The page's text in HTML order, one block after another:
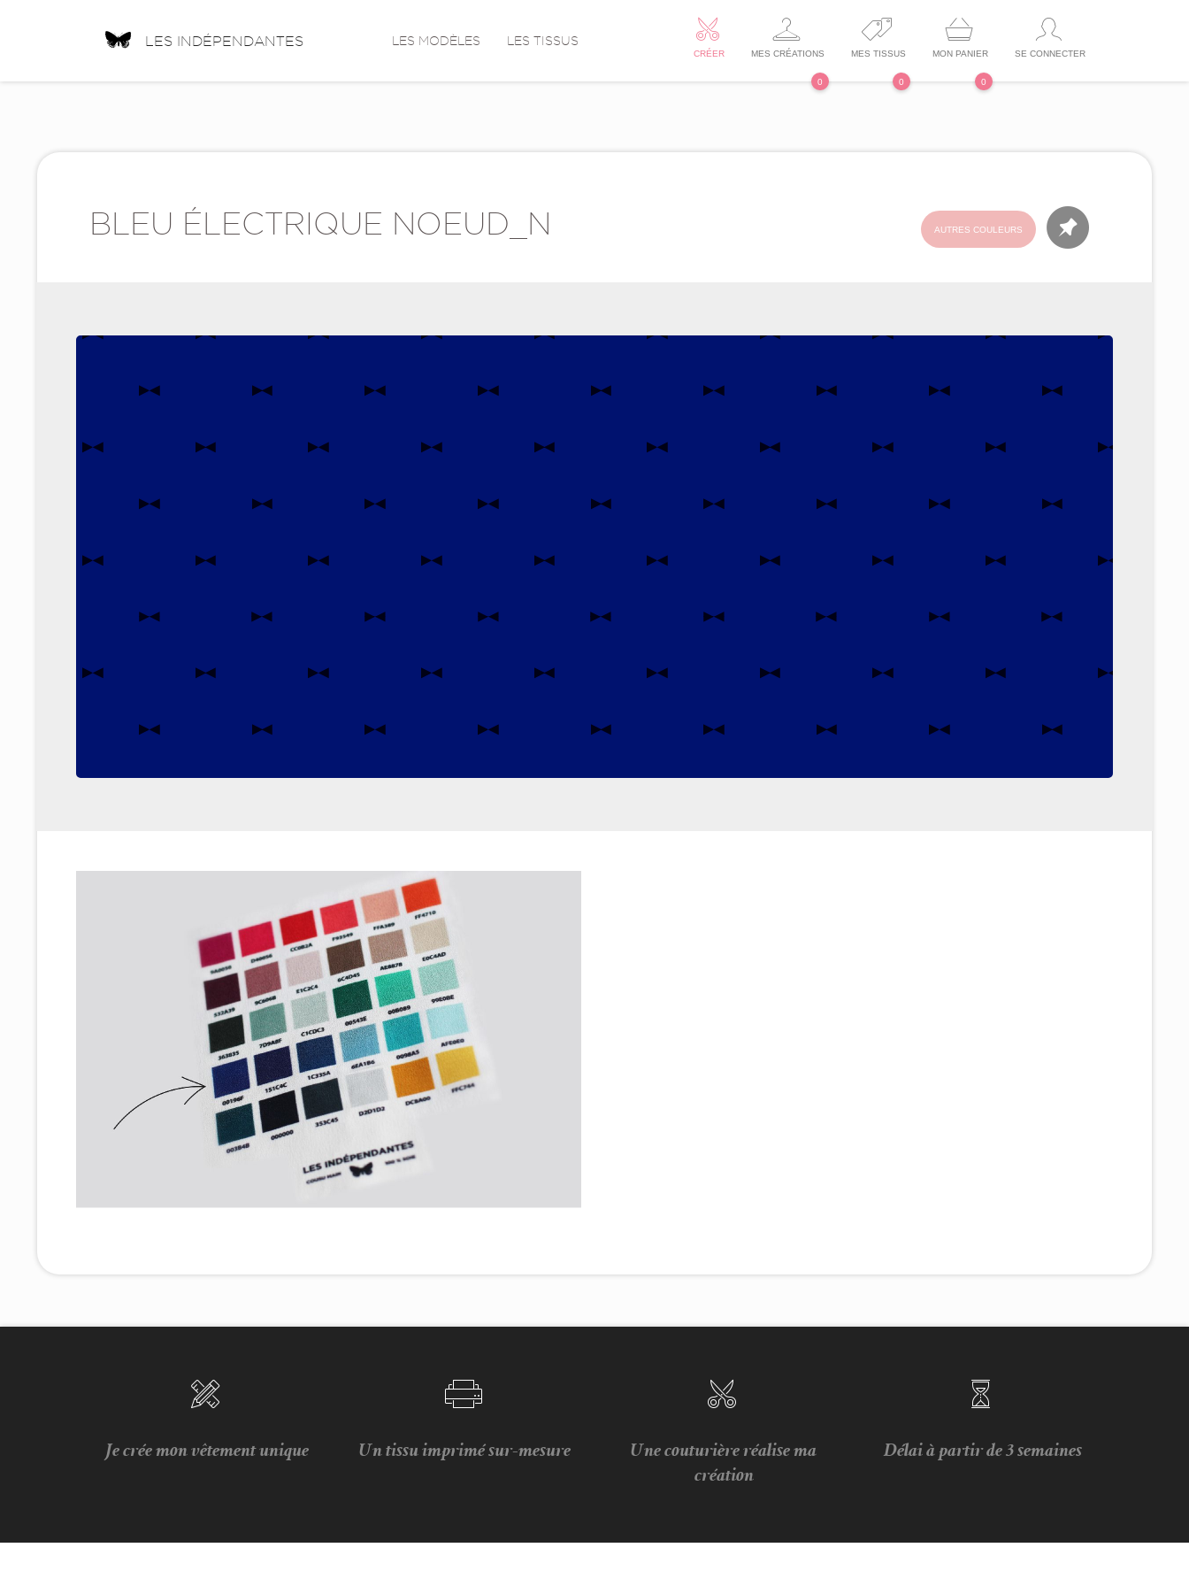
LES INDÉPENDANTES LES MODÈLES LES TISSUS
CRÉER MES CRÉATIONS
0
MES TISSUS
0
MON PANIER
0
SE CONNECTER
BLEU ÉLECTRIQUE NOEUD_N AUTRES COULEURS
Je crée mon vêtement unique Un tissu imprimé sur-mesure
Une couturière réalise ma
création
Délai à partir de 3 semaines